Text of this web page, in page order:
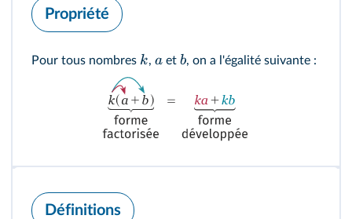
Propriété
Pour tous nombres k, aet b, on a l'égalité suivante :
Définitions